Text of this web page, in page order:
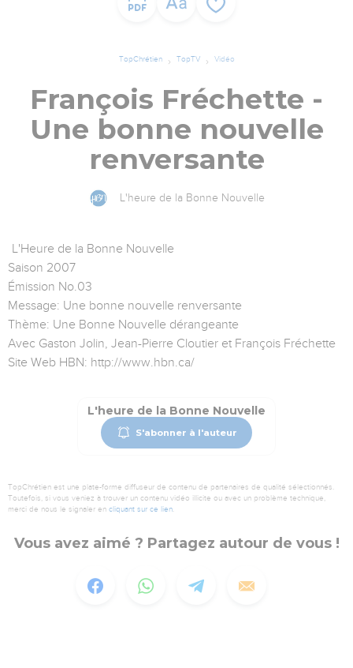
TopChrétien TopTV Vidéo
François Fréchette -
Une bonne nouvelle
renversante
L'heure de la Bonne Nouvelle
L'Heure de la Bonne Nouvelle
Saison 2007
Émission No.03
Message: Une bonne nouvelle renversante
Thème: Une Bonne Nouvelle dérangeante
Avec Gaston Jolin, Jean-Pierre Cloutier et François Fréchette
Site Web HBN: http://www.hbn.ca/
L'heure de la Bonne Nouvelle
S'abonner à l'auteur
TopChrétien est une plate-forme diffuseur de contenu de partenaires de qualité sélectionnés.
Toutefois, si vous veniez à trouver un contenu vidéo illicite ou avec un problème technique,
merci de nous le signaler en cliquant sur ce lien.
Vous avez aimé ? Partagez autour de vous !